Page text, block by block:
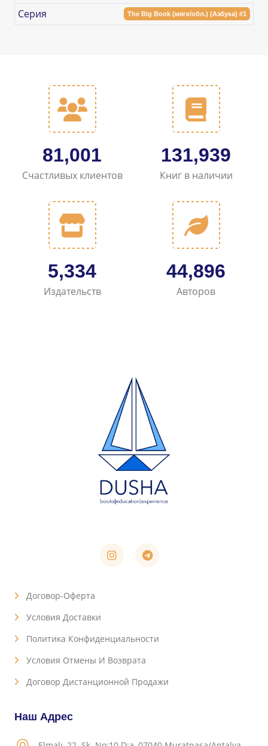
Серия The Big Book (мягк/обл.) (Азбука) #1
97,857
Счастливых клиентов
159,554
Книг в наличии
6,450
Издательств
54,293
Авторов
Договор-Оферта
Условия Доставки
Политика Конфиденциальности
Условия Отмены И Возврата
Договор Дистанционной Продажи
Наш Адрес